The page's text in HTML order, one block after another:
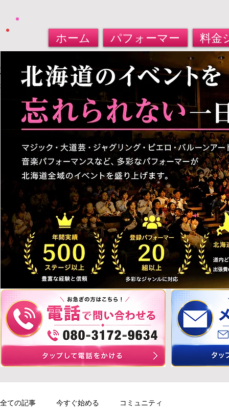
ホーム パフォーマー 料金
北海道パフォーマー​派遣サービス
大道芸人・マジシャン・バルーンアート
全ての記事 今すぐ始める コミュニティ